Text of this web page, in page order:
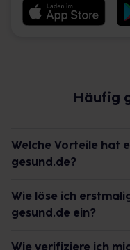
Häufig
Welche Vorteile hat
gesund.de?
bequem E-
ein.
Wie löse ich
gesund.de ein?
Wie verifiziere ich